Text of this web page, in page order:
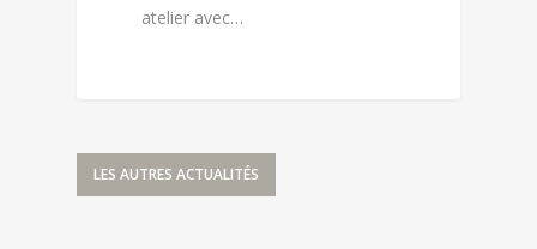
atelier avec…
LES AUTRES ACTUALITÉS